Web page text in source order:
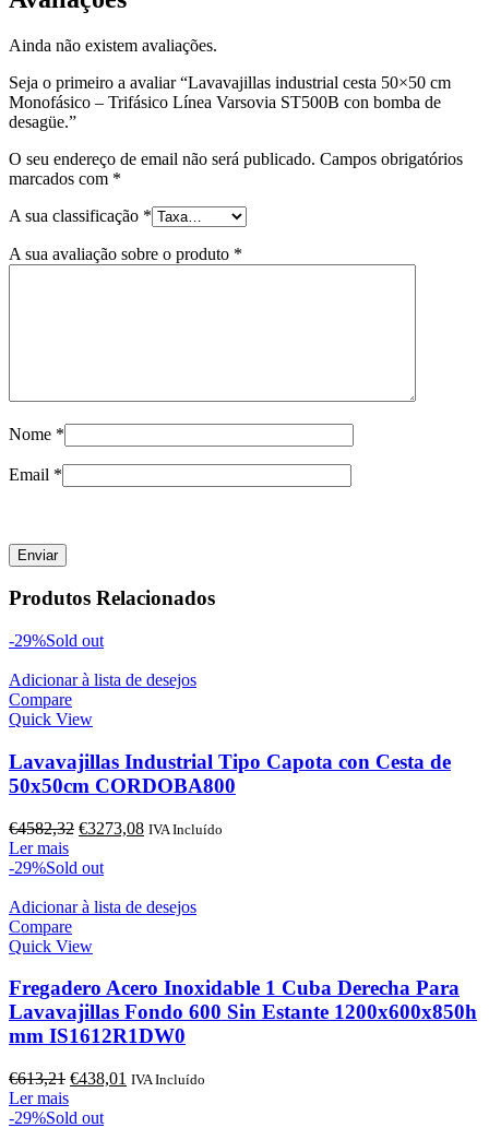
Ainda não existem avaliações.
Seja o primeiro a avaliar “Lavavajillas industrial cesta 50×50 cm
Monofásico – Trifásico Línea Varsovia ST500B con bomba de
desagüe.”
O seu endereço de email não será publicado. Campos obrigatórios
marcados com *
A sua classificação *
A sua avaliação sobre o produto *
Nome *
Email *
Produtos Relacionados
-29%Sold out
Adicionar à lista de desejos
Compare
Quick View
Lavavajillas Industrial Tipo Capota con Cesta de
50x50cm CORDOBA800
€4582,32 O
original
€4582,32.
€3273,08O
€3273,08.
IVA Incluído
Ler mais
-29%Sold out
Adicionar à lista de desejos
Compare
Quick View
Fregadero Acero Inoxidable 1 Cuba Derecha Para
Lavavajillas Fondo 600 Sin Estante 1200x600x850h
mm IS1612R1DW0
€613,21 O
original
€438,01 O
IVA Incluído
Ler mais
-29%Sold out